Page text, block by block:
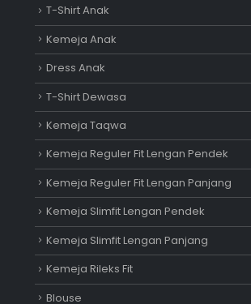
T-Shirt Anak
Kemeja Anak
Dress Anak
T-Shirt Dewasa
Kemeja Taqwa
Kemeja Reguler Fit Lengan Pendek
Kemeja Reguler Fit Lengan Panjang
Kemeja Slimfit Lengan Pendek
Kemeja Slimfit Lengan Panjang
Kemeja Rileks Fit
Blouse